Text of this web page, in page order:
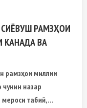
РАМЗҲОИ
КАНАДА ВА
табиӣ,